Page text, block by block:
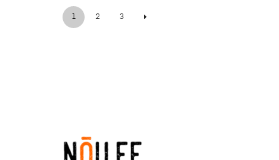
1 2 3